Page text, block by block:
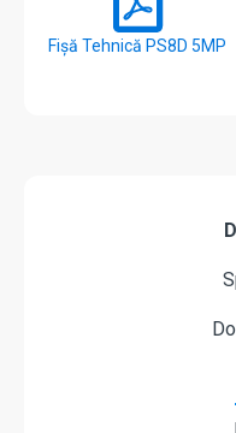
Fișă Tehnică PS8D 5MP